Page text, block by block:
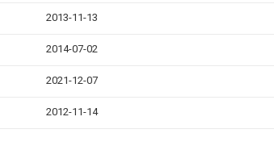
2013-11-13
2014-07-02
2021-12-07
2012-11-14